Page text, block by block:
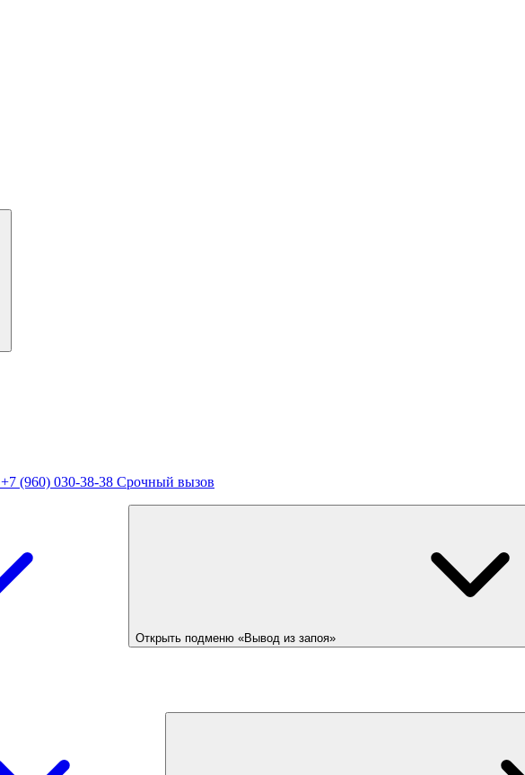
+7 (960) 030-38-38 Срочный вызов
Открыть подменю «Вывод из запоя»